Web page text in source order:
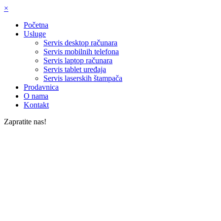
×
Početna
Usluge
Servis desktop računara
Servis mobilnih telefona
Servis laptop računara
Servis tablet uređaja
Servis laserskih štampača
Prodavnica
O nama
Kontakt
Zapratite nas!